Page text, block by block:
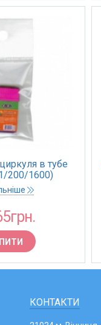
в тубе
200/1600)
КОНТАКТИ